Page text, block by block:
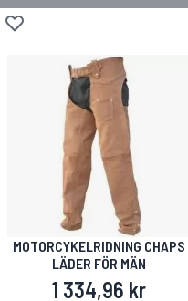
Lägg till i önskelista
MOTORCYKELRIDNING CHAPS
LÄDER FÖR MÄN
1 334,96 kr